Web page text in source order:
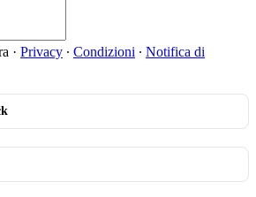
· Privacy ∙ Condizioni ∙ Notifica di